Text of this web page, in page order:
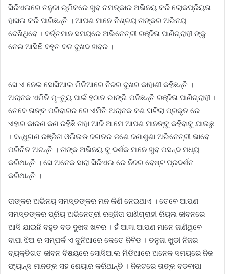
ସିରିଏଲରେ ତନୁଜା ଭୂମିକରେ ଖୁବ ଚମତ୍କାର ଅଭିନୟ କରି ଲୋକପ୍ରିୟତା
ହାସଲ କରି ପାରିଛନ୍ତି । ଆପଣ ମାନେ ନିଶ୍ଚୟ ତାଙ୍କର ଅଭିନୟ
ଦେଖିଥିବେ । ବର୍ତ୍ତମାନ ସମୟରେ ଅଭିନେତ୍ରୀ ରଞ୍ଜିତା ପାଣିଗ୍ରାହୀ ଙ୍କୁ
ନେଇ ଆସିଛି ବହୁତ ବଡ ଦୁଖଦ ଖବର ।
ସେ ଏ ନେଇ ସୋସିଆଲ ମିଡିଆରେ ନିଜର ଦୁଖର କାହାଣୀ କହିଛନ୍ତି ।
ଅଚାନକ ଏମିତି ମୃ-ତ୍ୟୁ ପାଇଁ ହଠାତ ଭାଙ୍ଗି ପଡିଛନ୍ତି ରଞ୍ଜିତା ପାଣିଗ୍ରାହୀ ।
ତେବେ ତାଙ୍କ ପରିବାରର ରେ ଏମିତି ଅଚାନକ କଣ ଘଟିଲା ପ୍ରକୃତ ରେ
ଏହାର କାରଣ କଣ ରହିଛି ତାହା ଆଜି ଆମେ ଆପଣ ମାନଙ୍କୁ କହିବାକୁ ଯାଉଛୁ
। ବନ୍ଧୁଗଣ ରଞ୍ଜିତା ଓଲିଉଡ ଜଗତର ଜଣେ ଜଣାଶୁଣା ଅଭିନେତ୍ରୀ ଭାବେ
ପରିଚିତ ଅଟନ୍ତି । ତାଙ୍କ ଅଭିନୟ କୁ ଦର୍ଶକ ମାନେ ଖୁବ ପସନ୍ଦ ମଧ୍ୟ
କରିଥାନ୍ତି । ସେ ଅନେକ ସାରା ସିରିଏଲ ରେ ନିଜର ବେଷ୍ଟ ପ୍ରଦର୍ଶନ
କରିଥାନ୍ତି ।
ତାଙ୍କର ଅଭିନୟ ସମସ୍ତଙ୍କର ମନ କିଣି ନେଇଥାଏ । ତେବେ ଆପଣ
ସମସ୍ତଙ୍କର ପ୍ରିୟ ଅଭିନେତ୍ରୀ ରଞ୍ଜିତା ପାଣିଗ୍ରାହୀ ରିୟଲ ଜୀବନରେ
ଆସି ଯାଇଛି ବହୁତ ବଡ ଦୁଖଦ ଖବର । ହଁ ଆଜ୍ଞା ଆପଣ ମାନେ ଜାଣିଥିବେ
ବାପା ଝିଅ ର ସମ୍ପର୍କ ଏ ଦୁନିଆରେ କେତେ ନିବିଡ । ତନୁଜା ଖୁଡୀ ନିଜର
ବ୍ୟକ୍ତିଗତ ଜୀବନ ବିଷୟରେ ସୋସିଆଲ ମିଡିଆରେ ଅନେକ ସମୟରେ ନିଜ
ଫ୍ୟାନ୍ସ ମାନଙ୍କ ସହ ଶେୟାର କରିଥାନ୍ତି । ନିକଟରେ ତାଙ୍କ ବଡବାପା